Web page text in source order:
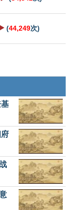
▶️ (44,249次)